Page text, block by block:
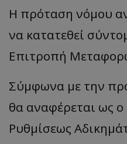
Η πρόταση νόμου
να κατατεθεί
Επιτροπή
Σύμφωνα με την
θα αναφέρεται ως ο
Ρυθμίσεως